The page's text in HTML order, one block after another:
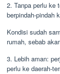
2. Tanpa perlu ke
berpindah-pindah
Kondisi sudah
rumah, sebab
3. Lebih aman:
perlu ke daerah-